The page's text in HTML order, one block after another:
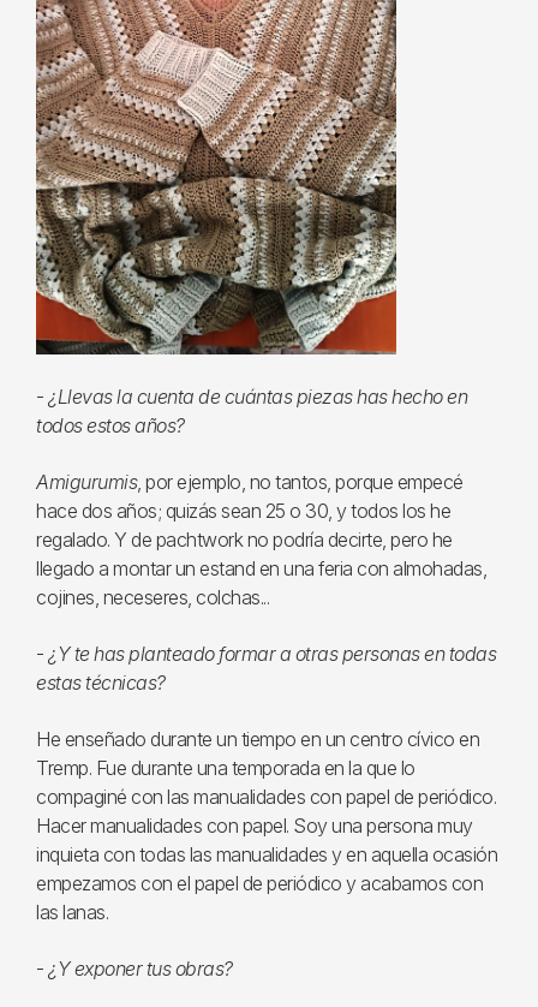
- ¿Llevas la cuenta de cuántas piezas has hecho en
todos estos años?
Amigurumis, por ejemplo, no tantos, porque empecé
hace dos años; quizás sean 25 o 30, y todos los he
regalado. Y de pachtwork no podría decirte, pero he
llegado a montar un estand en una feria con almohadas,
cojines, neceseres, colchas...
- ¿Y te has planteado formar a otras personas en todas
estas técnicas?
He enseñado durante un tiempo en un centro cívico en
Tremp. Fue durante una temporada en la que lo
compaginé con las manualidades con papel de periódico.
Hacer manualidades con papel. Soy una persona muy
inquieta con todas las manualidades y en aquella ocasión
empezamos con el papel de periódico y acabamos con
las lanas.
- ¿Y exponer tus obras?